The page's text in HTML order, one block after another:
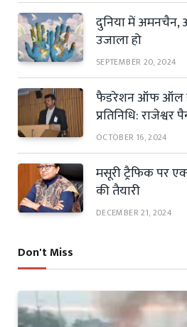
दुनिया में अमनचैन,
उजाला हो
SEPTEMBER 20, 2024
फैडरेशन ऑफ ऑल
प्रतिनिधि: राजेश्वर
OCTOBER 16, 2024
मसूरी ट्रैफिक पर
की तैयारी
DECEMBER 21, 2024
Don't Miss